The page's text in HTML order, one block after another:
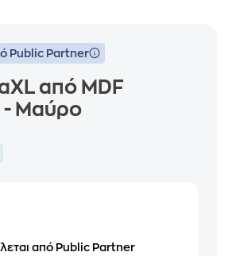
Public Partner
από MDF
- Μαύρο
από Public Partner